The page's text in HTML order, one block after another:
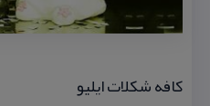
كافه شكلات ایلیو